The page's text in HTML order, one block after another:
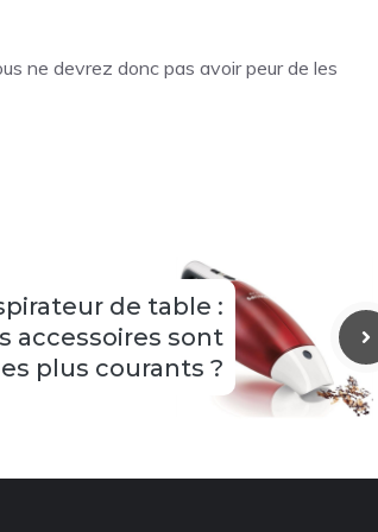
ne devrez donc pas avoir peur de les
de table :
accessoires sont
plus courants ?